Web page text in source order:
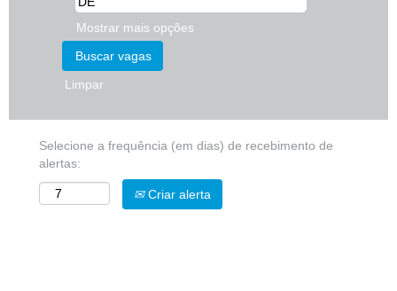
Mostrar mais opções
Limpar
Selecione a frequência (em dias) de recebimento de
alertas:
Criar alerta